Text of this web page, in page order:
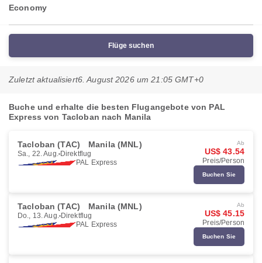
Economy
Flüge suchen
Zuletzt aktualisiert6. August 2026 um 21:05 GMT+0
Buche und erhalte die besten Flugangebote von PAL
Express von Tacloban nach Manila
Tacloban (TAC) Manila (MNL)
Sa., 22. Aug. Direktflug
PAL Express
Ab
US$ 43.54
Preis/Person
Buchen Sie
Tacloban (TAC) Manila (MNL)
Do., 13. Aug. Direktflug
PAL Express
Ab
US$ 45.15
Preis/Person
Buchen Sie